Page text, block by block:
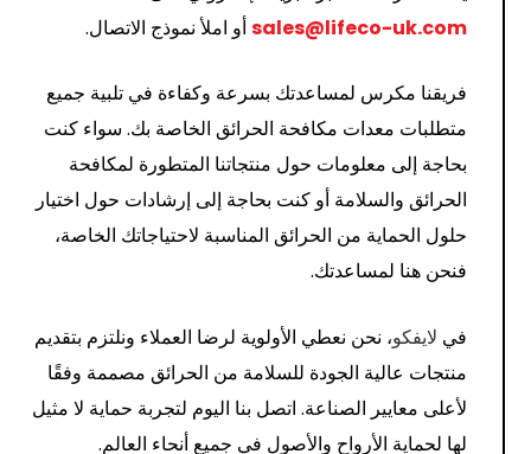
sales@lifeco-uk.comأو املأ نموذج الاتصال.
فريقنا مكرس لمساعدتك بسرعة وكفاءة في تلبية جميع
متطلبات معدات مكافحة الحرائق الخاصة بك. سواء كنت
بحاجة إلى معلومات حول منتجاتنا المتطورة لمكافحة
الحرائق والسلامة أو كنت بحاجة إلى إرشادات حول اختيار
حلول الحماية من الحرائق المناسبة لاحتياجاتك الخاصة،
فنحن هنا لمساعدتك.
في لايفكو، نحن نعطي الأولوية لرضا العملاء ونلتزم بتقديم
منتجات عالية الجودة للسلامة من الحرائق مصممة وفقًا
لأعلى معايير الصناعة. اتصل بنا اليوم لتجربة حماية لا مثيل
لها لحماية الأرواح والأصول في جميع أنحاء العالم.